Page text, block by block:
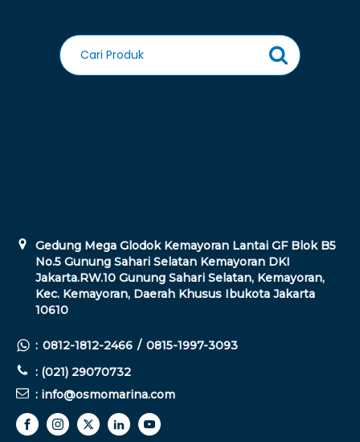
Gedung Mega Glodok Kemayoran Lantai GF Blok B5
No.5 Gunung Sahari Selatan Kemayoran DKI
Jakarta.RW.10 Gunung Sahari Selatan, Kemayoran,
Kec. Kemayoran, Daerah Khusus Ibukota Jakarta
10610
: 0812-1812-2466 / 0815-1997-3093
: (021) 29070732
: info@osmomarina.com